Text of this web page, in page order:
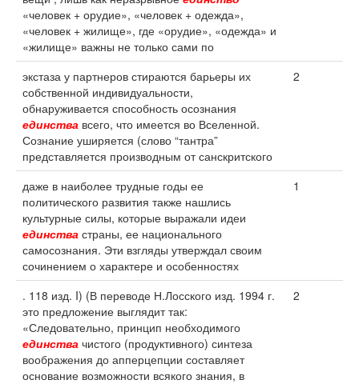
«человек + орудие», «человек + одежда»,
«человек + жилище», где «орудие», «одежда» и
«жилище» важны не только сами по
экстаза у партнеров стираются барьеры их
собственной индивидуальности,
обнаруживается способность осознания
единства всего, что имеется во Вселенной.
Сознание уширяется (слово “тантра”
представляется производным от санскритского
2
даже в наиболее трудные годы ее
политического развития также нашлись
культурные силы, которые выражали идеи
единства страны, ее национального
самосознания. Эти взгляды утверждал своим
сочинением о характере и особенностях
1
. 118 изд. I) (В переводе Н.Лосского изд. 1994 г.
это предложение выглядит так:
«Следовательно, принцип необходимого
единства чистого (продуктивного) синтеза
воображения до апперцепции составляет
основание возможности всякого знания, в
2